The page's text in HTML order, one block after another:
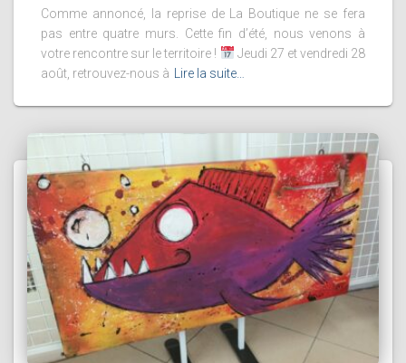
Comme annoncé, la reprise de La Boutique ne se fera
pas entre quatre murs. Cette fin d’été, nous venons à
votre rencontre sur le territoire !
Jeudi 27 et vendredi 28
août, retrouvez-nous à
Lire la suite…